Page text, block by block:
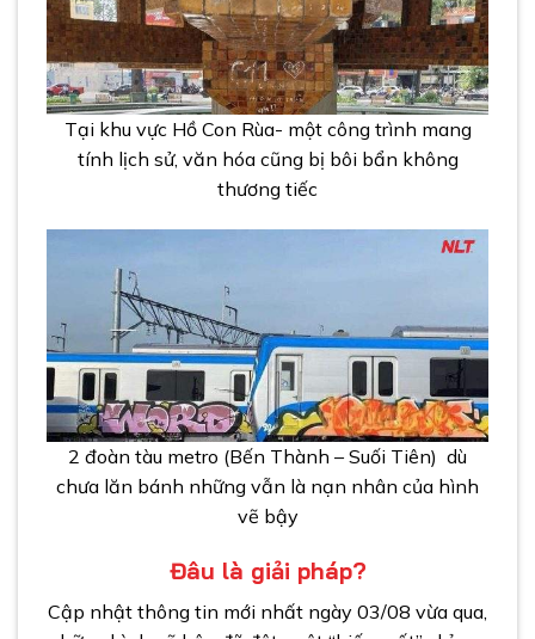
Tại khu vực Hồ Con Rùa- một công trình mang
tính lịch sử, văn hóa cũng bị bôi bẩn không
thương tiếc
2 đoàn tàu metro (Bến Thành – Suối Tiên) dù
chưa lăn bánh những vẫn là nạn nhân của hình
vẽ bậy
Đâu là giải pháp?
Cập nhật thông tin mới nhất ngày 03/08 vừa qua,